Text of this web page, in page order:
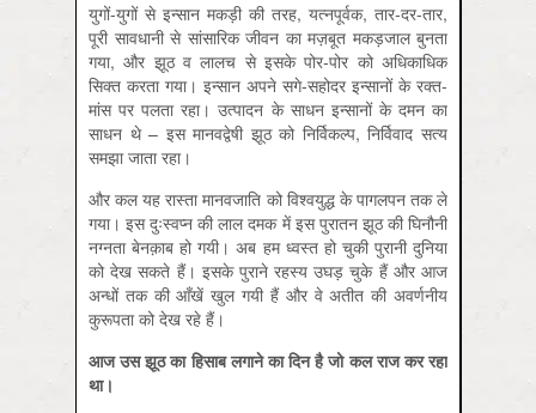
युगों-युगों से इन्सान मकड़ी की तरह, यत्नपूर्वक, तार-दर-तार,
पूरी सावधानी से सांसारिक जीवन का मज़बूत मकड़जाल बुनता
गया, और झूठ व लालच से इसके पोर-पोर को अधिकाधिक
सिक्त करता गया। इन्सान अपने सगे-सहोदर इन्सानों के रक्त-
मांस पर पलता रहा। उत्पादन के साधन इन्सानों के दमन का
साधन थे – इस मानवद्वेषी झूठ को निर्विकल्प, निर्विवाद सत्य
समझा जाता रहा।
और कल यह रास्ता मानवजाति को विश्वयुद्ध के पागलपन तक ले
गया। इस दुःस्वप्न की लाल दमक में इस पुरातन झूठ की घिनौनी
नग्नता बेनक़ाब हो गयी। अब हम ध्वस्त हो चुकी पुरानी दुनिया
को देख सकते हैं। इसके पुराने रहस्य उघड़ चुके हैं और आज
अन्धों तक की आँखें खुल गयी हैं और वे अतीत की अवर्णनीय
कुरूपता को देख रहे हैं।
आज उस झूठ का हिसाब लगाने का दिन है जो कल राज कर रहा
था।